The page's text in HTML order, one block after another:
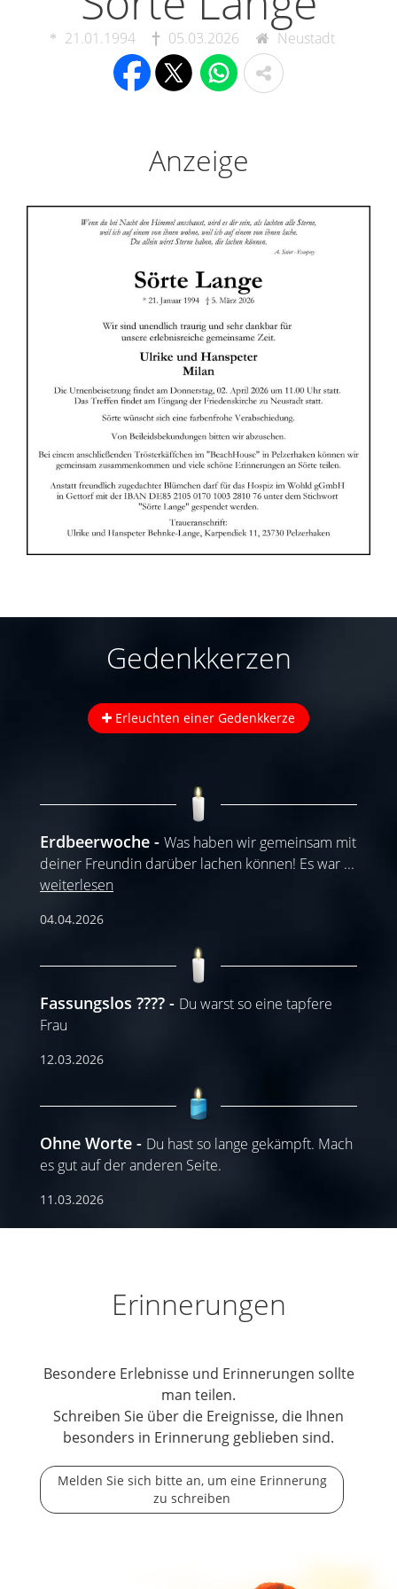
21.01.1994 05.03.2026 Neustadt
Anzeige
Gedenkkerzen
Erleuchten einer Gedenkkerze
Erdbeerwoche
Was haben wir gemeinsam mit
deiner Freundin darüber lachen können! Es war ...
weiterlesen
04.04.2026
Fassungslos ????
Du warst so eine tapfere
Frau
12.03.2026
Ohne Worte
Du hast so lange gekämpft. Mach
es gut auf der anderen Seite.
11.03.2026
Erinnerungen
Besondere Erlebnisse und Erinnerungen sollte
man teilen.
Schreiben Sie über die Ereignisse, die Ihnen
besonders in Erinnerung geblieben sind.
Melden Sie sich bitte an, um eine Erinnerung
zu schreiben